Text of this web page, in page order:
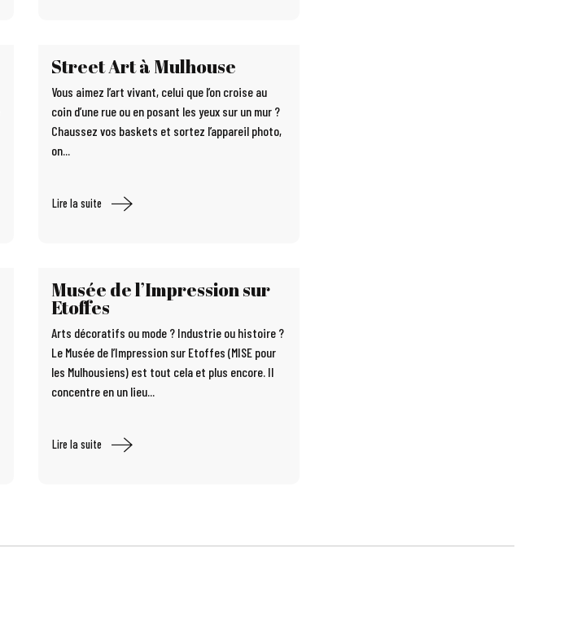
Street Art à Mulhouse
Vous aimez l’art vivant, celui que l’on croise au
coin d’une rue ou en posant les yeux sur un mur ?
Chaussez vos baskets et sortez l’appareil photo,
on...
Lire la suite
Musée de l’Impression sur
Etoffes
Arts décoratifs ou mode ? Industrie ou histoire ?
Le Musée de l’Impression sur Etoffes (MISE pour
les Mulhousiens) est tout cela et plus encore. Il
concentre en un lieu...
Lire la suite